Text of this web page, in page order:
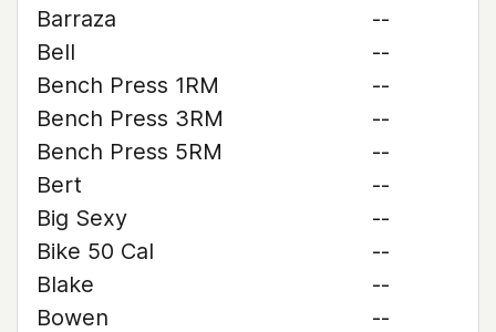
Barraza
--
Bell
--
Bench Press 1RM
--
Bench Press 3RM
--
Bench Press 5RM
--
Bert
--
Big Sexy
--
Bike 50 Cal
--
Blake
--
Bowen
--